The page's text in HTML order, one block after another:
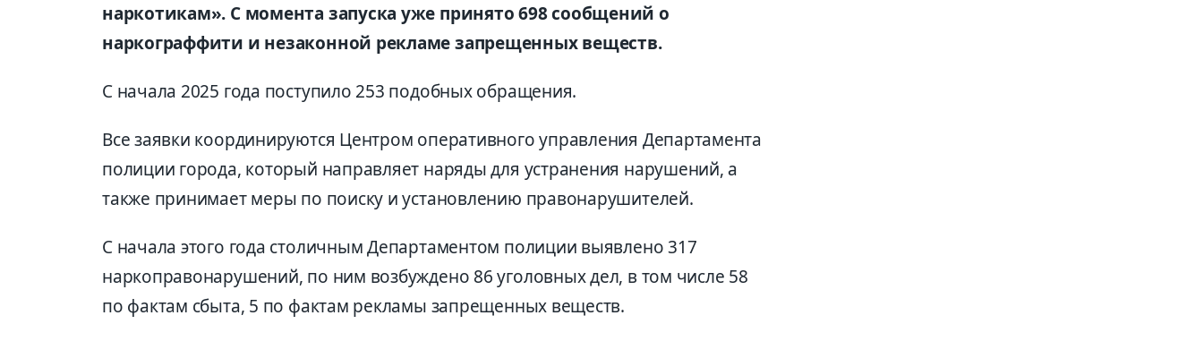
наркотикам». С момента запуска уже принято 698 сообщений о
наркограффити и незаконной рекламе запрещенных веществ.
С начала 2025 года поступило 253 подобных обращения.
Все заявки координируются Центром оперативного управления Департамента
полиции города, который направляет наряды для устранения нарушений, а
также принимает меры по поиску и установлению правонарушителей.
С начала этого года столичным Департаментом полиции выявлено 317
наркоправонарушений, по ним возбуждено 86 уголовных дел, в том числе 58
по фактам сбыта, 5 по фактам рекламы запрещенных веществ.